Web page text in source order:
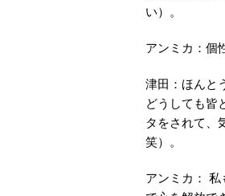
い）。
アンミカ：個
津田：ほんと
どうしても皆
タをされて、
笑）。
アンミカ：